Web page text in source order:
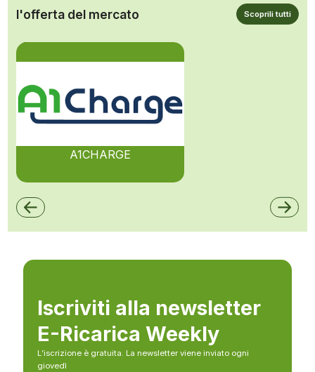
l'offerta del mercato Scoprili tutti
A1CHARGE
Iscriviti alla newsletter
E-Ricarica Weekly
L’iscrizione è gratuita. La newsletter viene inviato ogni
giovedì